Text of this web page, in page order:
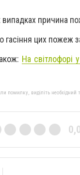
причина
гасіння цих пожеж
На світлофорі
помилку, виділіть необхідний